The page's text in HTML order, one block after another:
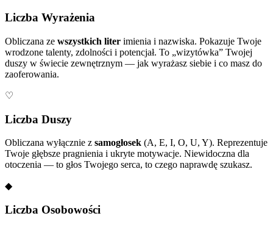
Liczba Wyrażenia
Obliczana ze wszystkich liter imienia i nazwiska. Pokazuje Twoje
wrodzone talenty, zdolności i potencjał. To „wizytówka” Twojej
duszy w świecie zewnętrznym — jak wyrażasz siebie i co masz do
zaoferowania.
♡
Liczba Duszy
Obliczana wyłącznie z samogłosek (A, E, I, O, U, Y). Reprezentuje
Twoje głębsze pragnienia i ukryte motywacje. Niewidoczna dla
otoczenia — to głos Twojego serca, to czego naprawdę szukasz.
◆
Liczba Osobowości